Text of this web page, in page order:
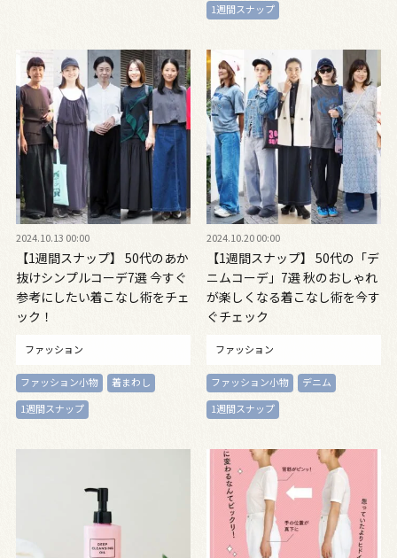
1週間スナップ
2024.10.13 00:00
【1週間スナップ】 50代のあか
抜けシンプルコーデ7選 今すぐ
参考にしたい着こなし術をチェ
ック！
ファッション
ファッション小物
着まわし
1週間スナップ
2024.10.20 00:00
【1週間スナップ】 50代の「デ
ニムコーデ」7選 秋のおしゃれ
が楽しくなる着こなし術を今す
ぐチェック
ファッション
ファッション小物
デニム
1週間スナップ